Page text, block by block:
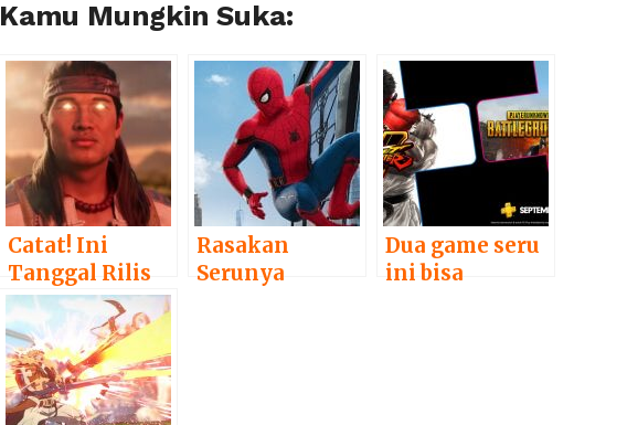
Kamu Mungkin Suka:
Catat! Ini
Tanggal Rilis
Mortal Kombat
1
Rasakan
Serunya
Dua game seru
ini bisa